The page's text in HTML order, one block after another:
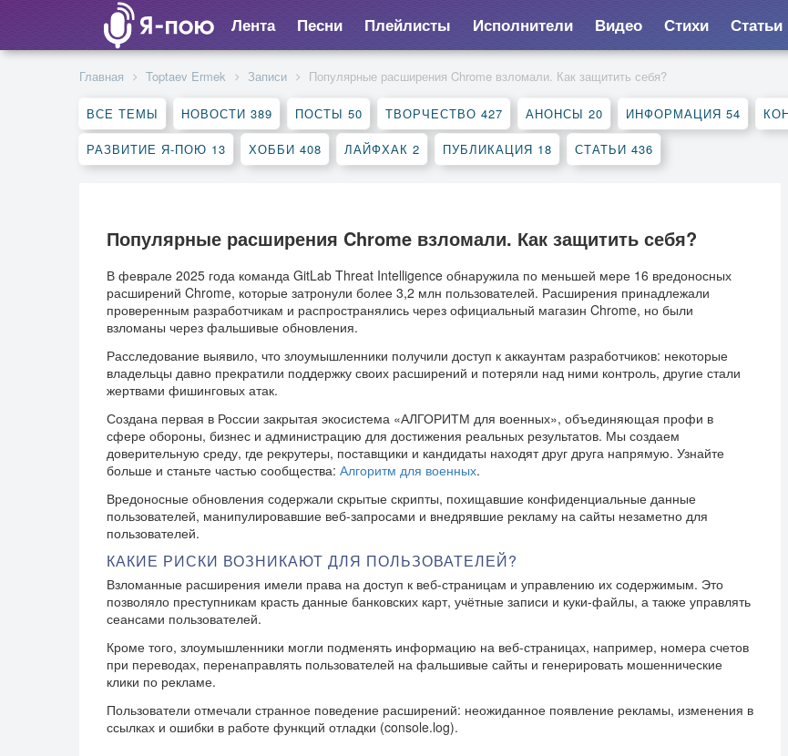
Лента Песни Плейлисты Исполнители Видео Стихи Статьи
Главная Toptaev Ermek Записи Популярные расширения Chrome взломали. Как защитить себя?
ВСЕ ТЕМЫ НОВОСТИ 389 ПОСТЫ 50 ТВОРЧЕСТВО 427 АНОНСЫ 20 ИНФОРМАЦИЯ 54
РАЗВИТИЕ Я-ПОЮ 13 ХОББИ 408 ЛАЙФХАК 2 ПУБЛИКАЦИЯ 18 СТАТЬИ 436
Популярные расширения Chrome взломали. Как защитить себя?
В феврале 2025 года команда GitLab Threat Intelligence обнаружила по меньшей мере 16 вредоносных
расширений Chrome, которые затронули более 3,2 млн пользователей. Расширения принадлежали
проверенным разработчикам и распространялись через официальный магазин Chrome, но были
взломаны через фальшивые обновления.
Расследование выявило, что злоумышленники получили доступ к аккаунтам разработчиков: некоторые
владельцы давно прекратили поддержку своих расширений и потеряли над ними контроль, другие стали
жертвами фишинговых атак.
Создана первая в России закрытая экосистема «АЛГОРИТМ для военных», объединяющая профи в
сфере обороны, бизнес и администрацию для достижения реальных результатов. Мы создаем
доверительную среду, где рекрутеры, поставщики и кандидаты находят друг друга напрямую. Узнайте
больше и станьте частью сообщества: Алгоритм для военных.
Вредоносные обновления содержали скрытые скрипты, похищавшие конфиденциальные данные
пользователей, манипулировавшие веб-запросами и внедрявшие рекламу на сайты незаметно для
пользователей.
КАКИЕ РИСКИ ВОЗНИКАЮТ ДЛЯ ПОЛЬЗОВАТЕЛЕЙ?
Взломанные расширения имели права на доступ к веб-страницам и управлению их содержимым. Это
позволяло преступникам красть данные банковских карт, учётные записи и куки-файлы, а также управлять
сеансами пользователей.
Кроме того, злоумышленники могли подменять информацию на веб-страницах, например, номера счетов
при переводах, перенаправлять пользователей на фальшивые сайты и генерировать мошеннические
клики по рекламе.
Пользователи отмечали странное поведение расширений: неожиданное появление рекламы, изменения в
ссылках и ошибки в работе функций отладки (console.log).